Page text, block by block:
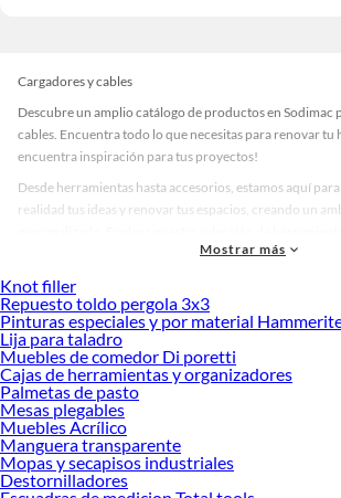
Cargadores y cables
Descubre un amplio catálogo de productos en Sodimac
cables. Encuentra todo lo que necesitas para renovar tu
encuentra inspiración para tus proyectos!
Desde herramientas hasta accesorios, estamos aquí
realidad tus ideas y renovar tus espacios, creando un
accesorios de calidad que te ayudarán a crear un espacio
Desde remodelaciones hasta proyectos de decoración,
tus ideas realidad. ¡Visítanos y encuentra todo lo que
Cargadores y cables!
Explora la variedad de productos de Cargadores y
Herramientas, materiales y accesorios de calidad para
renovación de espacios. ¡Visítanos y descubre todo lo
ofrecerte!
Encuentra una amplia variedad de productos de
Sodimac. Encuentra todo lo necesario para tus
Mostrar más
Knot filler
Repuesto toldo pergola 3x3
Pinturas especiales y por material
Lija para taladro
Muebles de comedor Di poretti
Cajas de herramientas y organizadores
Palmetas de pasto
Mesas plegables
Muebles Acrílico
Manguera transparente
Mopas y secapisos industriales
Destornilladores